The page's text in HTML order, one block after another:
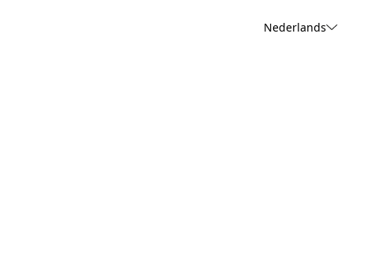
Nederlands